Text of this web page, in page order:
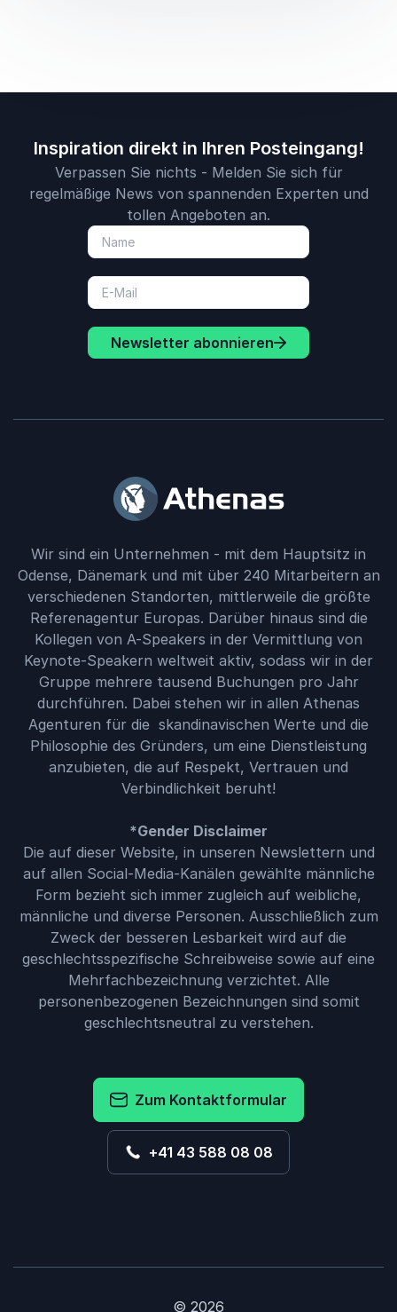
Inspiration direkt in Ihren Posteingang!
Verpassen Sie nichts - Melden Sie sich für
regelmäßige News von spannenden Experten und
tollen Angeboten an.
Newsletter abonnieren
Wir sind ein Unternehmen - mit dem Hauptsitz in
Odense, Dänemark und mit über 240 Mitarbeitern an
verschiedenen Standorten, mittlerweile die größte
Referenagentur Europas. Darüber hinaus sind die
Kollegen von A-Speakers in der Vermittlung von
Keynote-Speakern weltweit aktiv, sodass wir in der
Gruppe mehrere tausend Buchungen pro Jahr
durchführen. Dabei stehen wir in allen Athenas
Agenturen für die skandinavischen Werte und die
Philosophie des Gründers, um eine Dienstleistung
anzubieten, die auf Respekt, Vertrauen und
Verbindlichkeit beruht!
*Gender Disclaimer
Die auf dieser Website, in unseren Newslettern und
auf allen Social-Media-Kanälen gewählte männliche
Form bezieht sich immer zugleich auf weibliche,
männliche und diverse Personen. Ausschließlich zum
Zweck der besseren Lesbarkeit wird auf die
geschlechtsspezifische Schreibweise sowie auf eine
Mehrfachbezeichnung verzichtet. Alle
personenbezogenen Bezeichnungen sind somit
geschlechtsneutral zu verstehen.
Zum Kontaktformular
+41 43 588 08 08
© 2026